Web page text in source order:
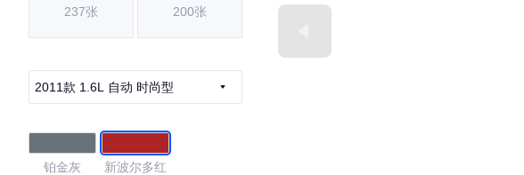
237张 200张
2011款 1.6L 自动 时尚型
铂金灰 新波尔多红